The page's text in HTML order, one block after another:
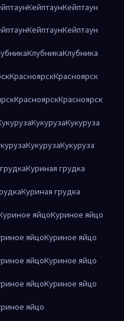
КейптаунКейптаун
КейптаунКейптаун
КлубникаКлубника
КрасноярскКрасноярск
КрасноярскКрасноярск
КукурузаКукуруза
КукурузаКукуруза
Куриная грудка
Куриная грудка
яйцоКуриное яйцо
яйцоКуриное яйцо
яйцоКуриное яйцо
яйцоКуриное яйцо
яйцо